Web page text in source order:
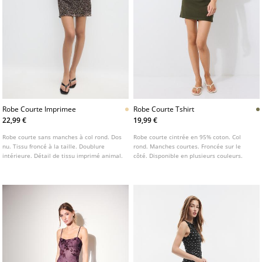
Robe Courte Imprimee
22,99 €
Robe courte sans manches à col rond. Dos
nu. Tissu froncé à la taille. Doublure
intérieure. Détail de tissu imprimé animal.
Robe Courte Tshirt
19,99 €
Robe courte cintrée en 95% coton. Col
rond. Manches courtes. Froncée sur le
côté. Disponible en plusieurs couleurs.